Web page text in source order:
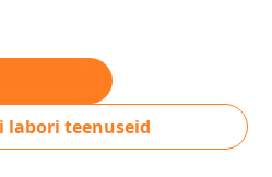
labori teenuseid